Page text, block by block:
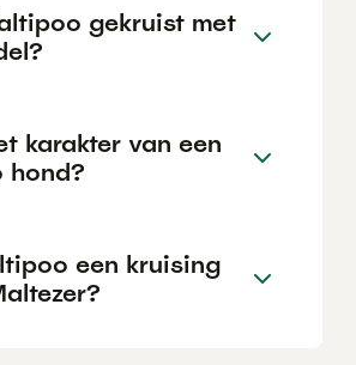
gekruist met
karakter van een
hond?
een kruising